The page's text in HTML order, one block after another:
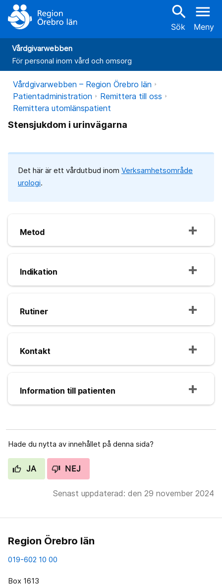
search
Sök
menu
Meny
Vårdgivarwebben
För personal inom vård och omsorg
Vårdgivarwebben – Region Örebro län
Patientadministration
Remittera till oss
Remittera utomlänspatient
Stensjukdom i urinvägarna
Det här är ett vårdutbud inom Verksamhetsområde
urologi.
Metod
Indikation
Rutiner
Kontakt
Information till patienten
Hade du nytta av innehållet på denna sida?
JA NEJ
Senast uppdaterad: den 29 november 2024
Region Örebro län
019-602 10 00
Box 1613